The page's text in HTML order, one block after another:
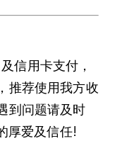
信用卡支付，
推荐使用我方收
到问题请及时
厚爱及信任!